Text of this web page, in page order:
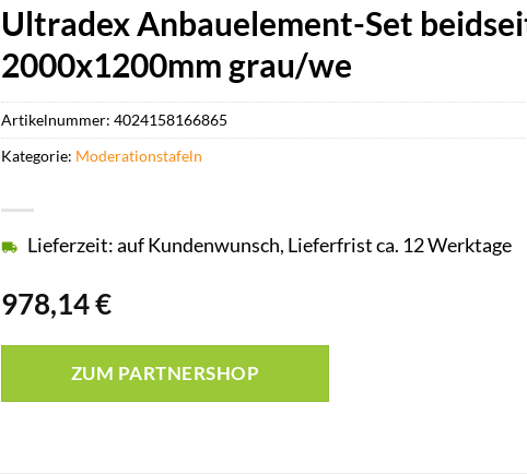
Ultradex Anbauelement-Set
2000x1200mm grau/we
978,14€
Lieferzeit: auf Kundenwunsch, Lieferfrist ca. 12 Werktage
ZUM PARTNERSHOP
Artikelnummer: 4024158166865
Kategorie: Moderationstafeln